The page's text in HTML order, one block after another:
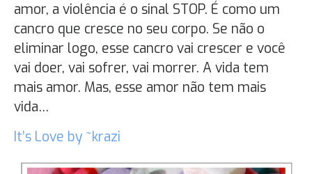
amor, a violência é o sinal STOP. É como um
cancro que cresce no seu corpo. Se não o
eliminar logo, esse cancro vai crescer e você
vai doer, vai sofrer, vai morrer. A vida tem
mais amor. Mas, esse amor não tem mais
vida…
It’s Love by ~krazi